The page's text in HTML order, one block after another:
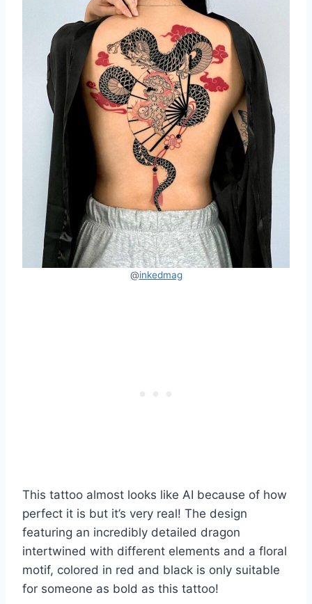
@inkedmag
This tattoo almost looks like AI because of how
perfect it is but it’s very real! The design
featuring an incredibly detailed dragon
intertwined with different elements and a floral
motif, colored in red and black is only suitable
for someone as bold as this tattoo!